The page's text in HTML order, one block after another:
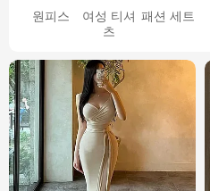
원피스
여성 티셔
츠
패션 세트